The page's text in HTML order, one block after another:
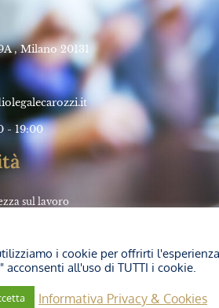
SALUTE E SICUREZZA SUL LAVORO
Come investire sulla
27 Marzo 2024